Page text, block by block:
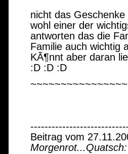
nicht das
wohl einer der
antworten das die
Familie auch wichtig
KÃ¶nnt aber daran
:D :D :D
Beitrag vom